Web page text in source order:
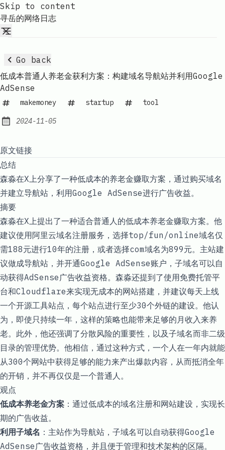
Skip to content
寻岳的网络日志
Go back
低成本普通人养老金获利方案：构建域名导航站并利用Google
AdSense
makemoney startup tool
Published:
2024-11-05
原文链接
总结
森淼在X上分享了一种低成本的养老金赚取方案，通过购买域名
并建立导航站，利用Google AdSense进行广告收益。
摘要
森淼在X上提出了一种适合普通人的低成本养老金赚取方案。他
建议使用阿里云域名注册服务，选择top/fun/online域名仅
需188元进行10年的注册，或者选择com域名为899元。主站建
议做成导航站，并开通Google AdSense账户，子域名可以自
动获得AdSense广告收益资格。森淼还提到了使用免费托管平
台和Cloudflare来实现无成本的网站搭建，并建议每天上线
一个开源工具站点，每个站点进行至少30个外链的建设。他认
为，即使只持续一年，这样的策略也能带来足够的月收入来养
老。此外，他还强调了分散风险的重要性，以及子域名而非二级
目录的管理优势。他相信，通过这种方式，一个人在一年内就能
从300个网站中获得足够的能力来产出爆款内容，从而抵消全年
的开销，并不再仅仅是一个普通人。
观点
低成本养老金方案 ：通过低成本的域名注册和网站建设，实现长
期的广告收益。
利用子域名 ：主站作为导航站，子域名可以自动获得Google
AdSense广告收益资格，并且便于管理和技术架构的区隔。